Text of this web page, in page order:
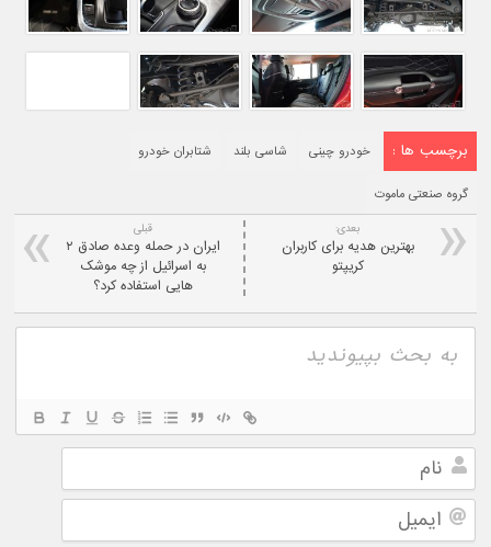
برچسب ها : خودرو چینی شاسی بلند شتابران خودرو
گروه صنعتی ماموت
قبلی
ایران در حمله وعده صادق ۲
به اسرائیل از چه موشک‌
هایی استفاده کرد؟
بعدی:
بهترین هدیه برای کاربران
کریپتو
ایمیل